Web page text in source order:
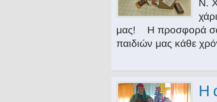
Ν.
μας! Η προσφορά σας
παιδιών μας κάθε
Η